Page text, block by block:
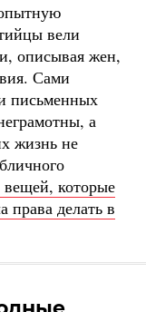
вели
описывая жен,
Сами
письменных
а
жизнь не
вещей, которые
права делать в